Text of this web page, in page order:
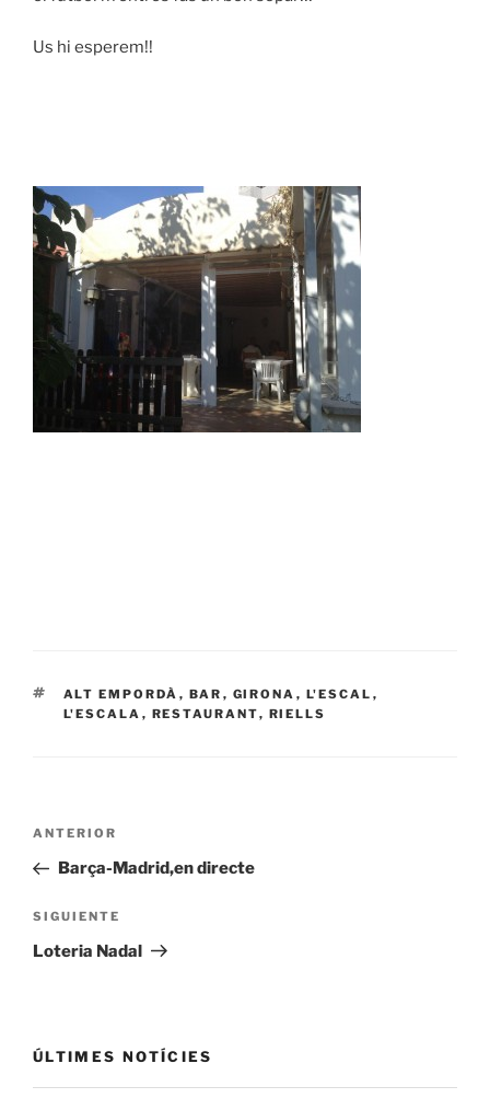
Us hi esperem!!
ETIQUETAS
ALT EMPORDÀ , BAR , GIRONA , L'ESCAL ,
L'ESCALA , RESTAURANT, RIELLS
Navegación
entradas
Entrada
anterior:
ANTERIOR
Barça-Madrid,en directe
Siguiente
entrada
SIGUIENTE
Loteria Nadal
ÚLTIMES NOTÍCIES